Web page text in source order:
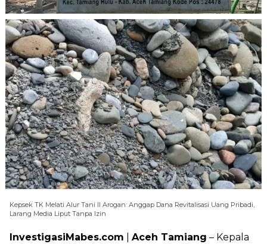
Kepsek TK Melati Alur Tani II Arogan: Anggap Dana Revitalisasi Uang Pribadi,
Larang Media Liput Tanpa Izin
InvestigasiMabes.com Aceh Tamiang – Kepala